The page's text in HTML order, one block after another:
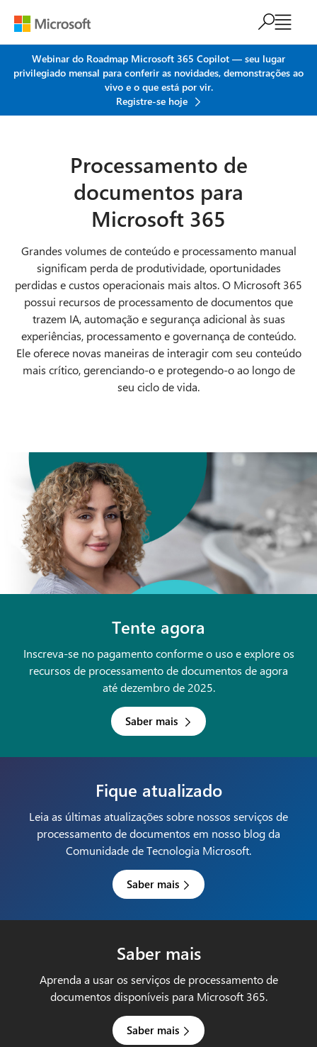
Webinar do Roadmap Microsoft 365 Copilot — seu lugar
privilegiado mensal para conferir as novidades, demonstrações ao
vivo e o que está por vir.
Registre-se hoje
Processamento de
documentos para
Microsoft 365
Grandes volumes de conteúdo e processamento manual
significam perda de produtividade, oportunidades
perdidas e custos operacionais mais altos. O Microsoft 365
possui recursos de processamento de documentos que
trazem IA, automação e segurança adicional às suas
experiências, processamento e governança de conteúdo.
Ele oferece novas maneiras de interagir com seu conteúdo
mais crítico, gerenciando-o e protegendo-o ao longo de
seu ciclo de vida.
Tente agora
Inscreva-se no pagamento conforme o uso e explore os
recursos de processamento de documentos de agora
até dezembro de 2025.
Saber mais
Fique atualizado
Leia as últimas atualizações sobre nossos serviços de
processamento de documentos em nosso blog da
Comunidade de Tecnologia Microsoft.
Saber mais
Saber mais
Aprenda a usar os serviços de processamento de
documentos disponíveis para Microsoft 365.
Saber mais